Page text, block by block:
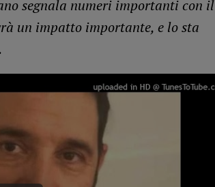
segnala numeri importanti con il
un impatto importante, e lo sta